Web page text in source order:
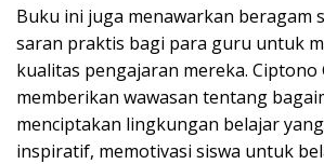
Buku ini juga menawarkan beragam
saran praktis bagi para guru untuk
kualitas pengajaran mereka. Ciptono
memberikan wawasan tentang
menciptakan lingkungan belajar
inspiratif, memotivasi siswa untuk